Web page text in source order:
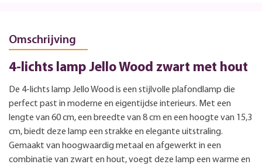
Omschrijving
4-lichts lamp Jello Wood zwart met hout
De 4-lichts lamp Jello Wood is een stijlvolle plafondlamp die
perfect past in moderne en eigentijdse interieurs. Met een
lengte van 60 cm, een breedte van 8 cm en een hoogte van 15,3
cm, biedt deze lamp een strakke en elegante uitstraling.
Gemaakt van hoogwaardig metaal en afgewerkt in een
combinatie van zwart en hout, voegt deze lamp een warme en